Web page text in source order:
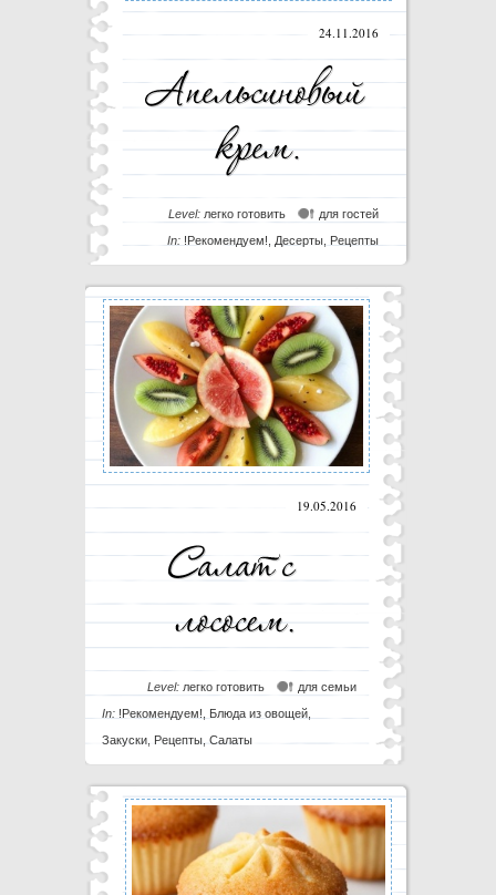
24.11.2016
для гостей
Level: легко готовить
In: !Рекомендуем! Десерты, Рецепты
19.05.2016
для семьи
Level: легко готовить
In: !Рекомендуем! Блюда из овощей,
Закуски, Рецепты, Салаты